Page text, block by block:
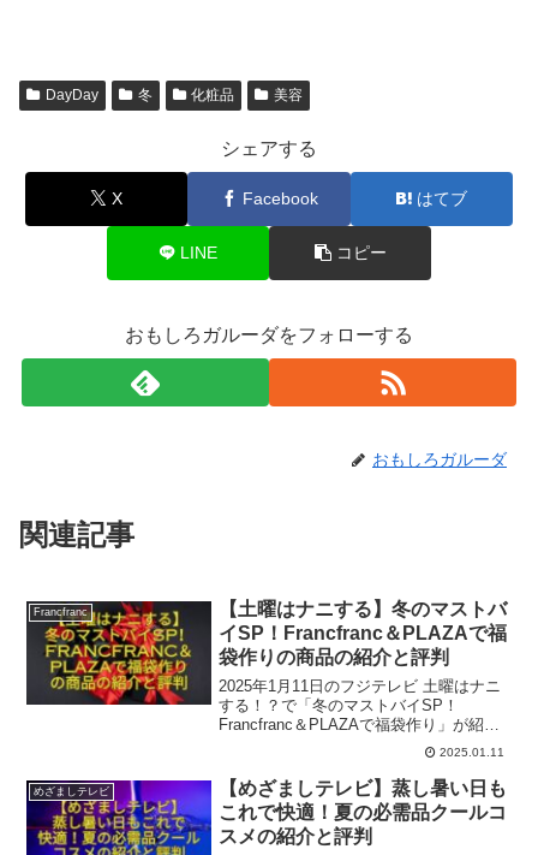
DayDay 冬 化粧品 美容
シェアする
X Facebook はてブ
LINE コピー
おもしろガルーダをフォローする
おもしろガルーダ
関連記事
Francfranc
【土曜はナニする】冬のマストバ
イSP！Francfranc＆PLAZAで福
袋作りの商品の紹介と評判
2025年1月11日のフジテレビ 土曜はナニ
する！？で「冬のマストバイSP！
Francfranc＆PLAZAで福袋作り」が紹介
されました。出演はやす子さん、さや香
さん、上官は井森美幸さん、ロケは
Francfranc青山店、PLAZA東京店でし
た。
2025.01.11
めざましテレビ
【めざましテレビ】蒸し暑い日も
これで快適！夏の必需品クールコ
スメの紹介と評判